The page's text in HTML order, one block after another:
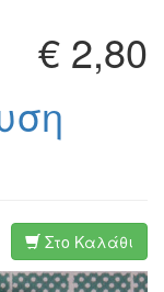
€ 2,80
Στο Καλάθι